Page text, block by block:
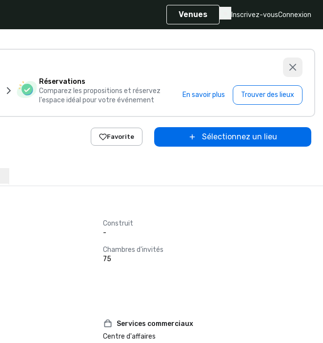
Venues Inscrivez-vousConnexion
Réservations
Comparez les propositions et réservez
l'espace idéal pour votre événement
En savoir plus Trouver des lieux
Favorite Sélectionnez un lieu
Construit
-
Chambres d'invités
75
Services commerciaux
Centre d'affaires